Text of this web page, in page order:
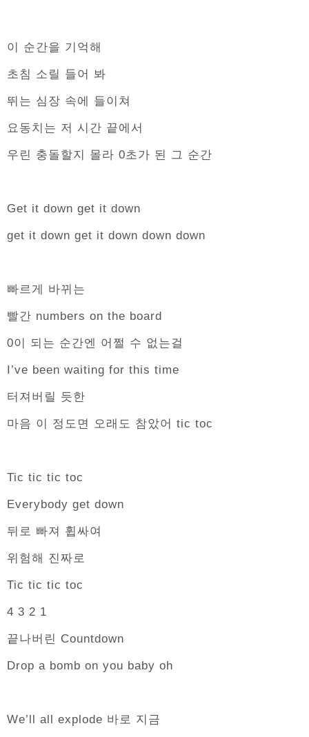
이 순간을 기억해
초침 소릴 들어 봐
뛰는 심장 속에 들이쳐
요동치는 저 시간 끝에서
우린 충돌할지 몰라 0초가 된 그 순간
Get it down get it down
get it down get it down down down
빠르게 바뀌는
빨간 numbers on the board
0이 되는 순간엔 어쩔 수 없는걸
I’ve been waiting for this time
터져버릴 듯한
마음 이 정도면 오래도 참았어 tic toc
Tic tic tic toc
Everybody get down
뒤로 빠져 휩싸여
위험해 진짜로
Tic tic tic toc
4 3 2 1
끝나버린 Countdown
Drop a bomb on you baby oh
We’ll all explode 바로 지금